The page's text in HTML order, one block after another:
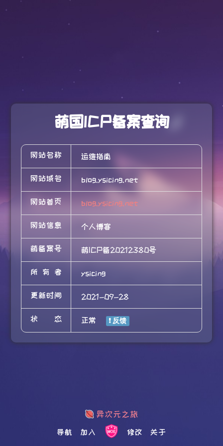
萌国ICP备案查询
网站名称 运维指南
网站域名 blog.ysicing.net
网站首页 blog.ysicing.net
网站信息 个人博客
萌备案号 萌ICP备20212380号
所有者 ysicing
更新时间 2021-09-28
状态 正常
导航 加入 修改 关于